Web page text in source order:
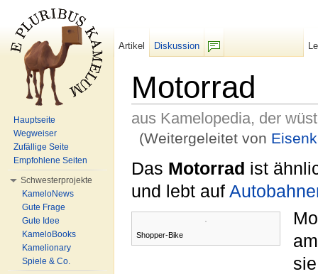
Motorrad
aus Kamelopedia, der
(Weitergeleitet von
Das Motorrad ist
und lebt auf
Shopper-Bike
Artikel
Diskussion
Hauptseite
Wegweiser
Zufällige Seite
Empfohlene Seiten
Schwesterprojekte
KameloNews
Gute Frage
Gute Idee
KameloBooks
Kamelionary
Spiele & Co.